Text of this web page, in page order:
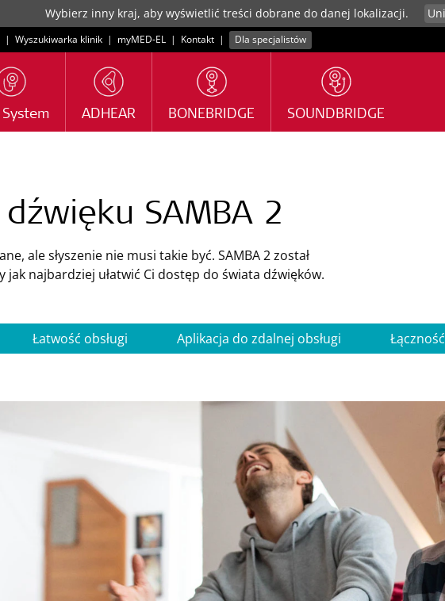
Wybierz inny kraj, aby wyświetlić treści dobrane do danej lokalizacji.
| Wyszukiwarka klinik | myMED‑EL | Kontakt | Dla specjalistów
System ADHEAR BONEBRIDGE SOUNDBRIDGE
SAMBA 2
ale słyszenie nie musi takie być. SAMBA 2 został
jak najbardziej ułatwić Ci dostęp do świata dźwięków.
Łatwość obsługi Aplikacja do zdalnej obsługi Łączność